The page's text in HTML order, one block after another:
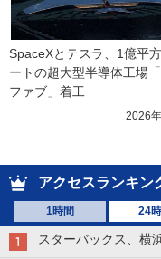
SpaceXとテスラ、1億平
ートの超大型半導体工場
ファブ」着工
2026
アクセスランキン
1時間 24
スターバックス、横